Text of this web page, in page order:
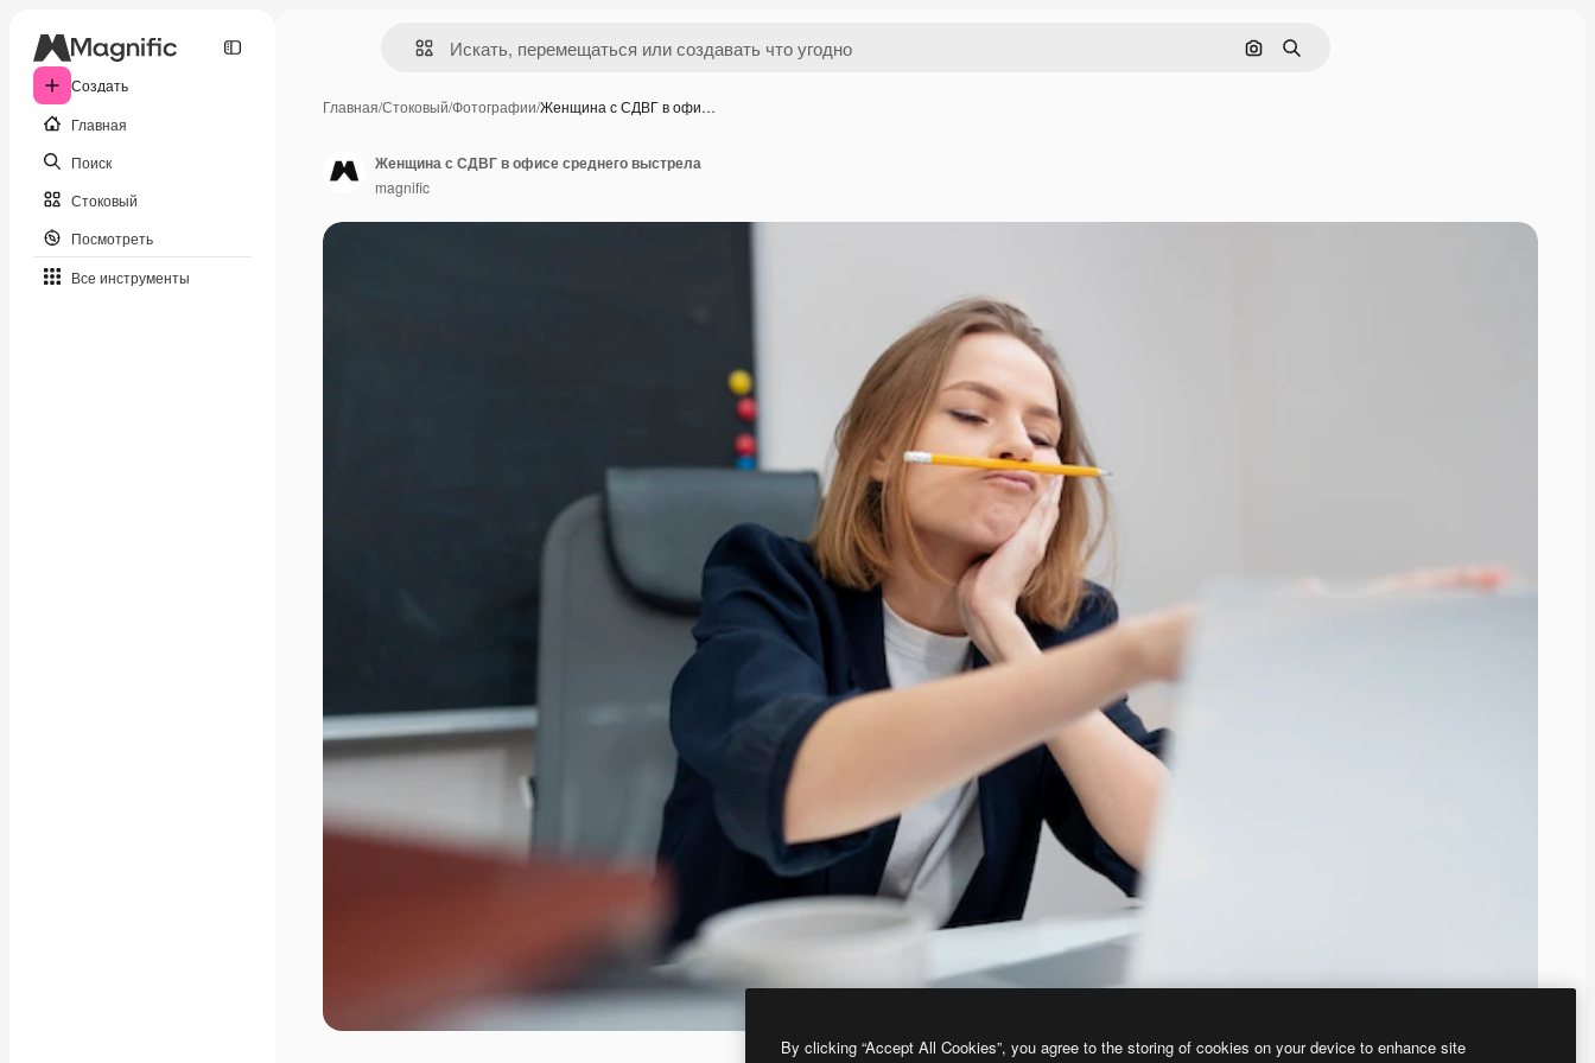
Создать
Главная
Поиск
Стоковый
Посмотреть
Все инструменты
Поиск по изображению
Поиск
Главная/Стоковый/Фотографии/Женщина с СДВГ в офи…
Женщина с СДВГ в офисе среднего выстрела
magnific
By clicking “Accept All Cookies”, you agree to the storing of cookies on your device to enhance site